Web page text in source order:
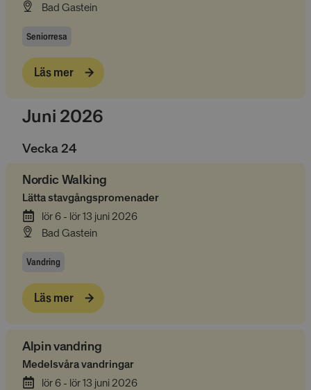
Bad Gastein
Seniorresa
Läs mer
Juni 2026
Vecka 24
Nordic Walking
Lätta stavgångspromenader
lör 6 - lör 13 juni 2026
Bad Gastein
Vandring
Läs mer
Alpin vandring
Medelsvåra vandringar
lör 6 - lör 13 juni 2026